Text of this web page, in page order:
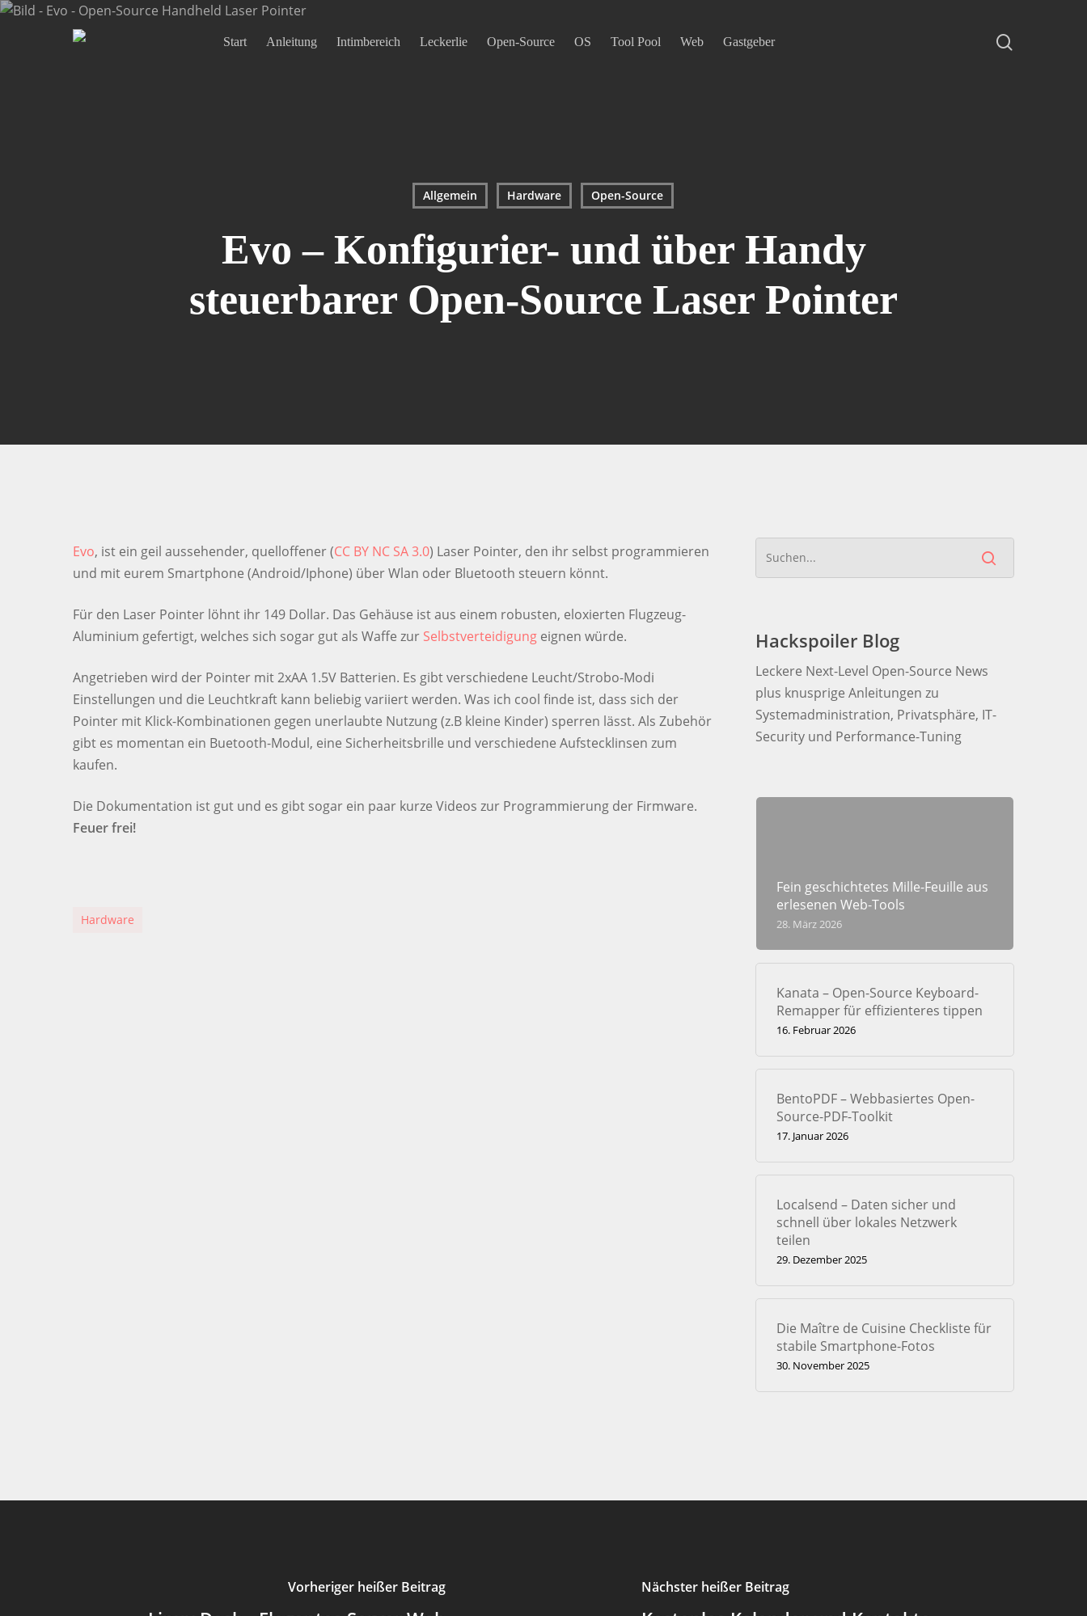
Skip
Start Anleitung Intimbereich Leckerlie Open-Source OS Tool Pool Web Gastgeber
Allgemein Hardware Open-Source
Evo – Konfigurier- und über Handy
steuerbarer Open-Source Laser Pointer
Evo, ist ein geil aussehender, quelloffener (CC BY­ NC­ SA 3.0) Laser Pointer, den ihr selbst programmieren
und mit eurem Smartphone (Android/Iphone) über Wlan oder Bluetooth steuern könnt.
Für den Laser Pointer löhnt ihr 149 Dollar. Das Gehäuse ist aus einem robusten, eloxierten Flugzeug-
Aluminium gefertigt, welches sich sogar gut als Waffe zur Selbstverteidigung eignen würde.
Angetrieben wird der Pointer mit 2xAA 1.5V Batterien. Es gibt verschiedene Leucht/Strobo-Modi
Einstellungen und die Leuchtkraft kann beliebig variiert werden. Was ich cool finde ist, dass sich der
Pointer mit Klick-Kombinationen gegen unerlaubte Nutzung (z.B kleine Kinder) sperren lässt. Als Zubehör
gibt es momentan ein Buetooth-Modul, eine Sicherheitsbrille und verschiedene Aufstecklinsen zum
kaufen.
Die Dokumentation ist gut und es gibt sogar ein paar kurze Videos zur Programmierung der Firmware.
Feuer frei!
Hardware
Hackspoiler Blog
Leckere Next-Level Open-Source News
plus knusprige Anleitungen zu
Systemadministration, Privatsphäre, IT-
Security und Performance-Tuning
Fein geschichtetes Mille-Feuille aus
erlesenen Web-Tools
28. März 2026
Kanata – Open-Source Keyboard-
Remapper für effizienteres tippen
16. Februar 2026
BentoPDF – Webbasiertes Open-
Source-PDF-Toolkit
17. Januar 2026
Localsend – Daten sicher und
schnell über lokales Netzwerk
teilen
29. Dezember 2025
Die Maître de Cuisine Checkliste für
stabile Smartphone-Fotos
30. November 2025
Vorheriger heißer Beitrag Nächster heißer Beitrag